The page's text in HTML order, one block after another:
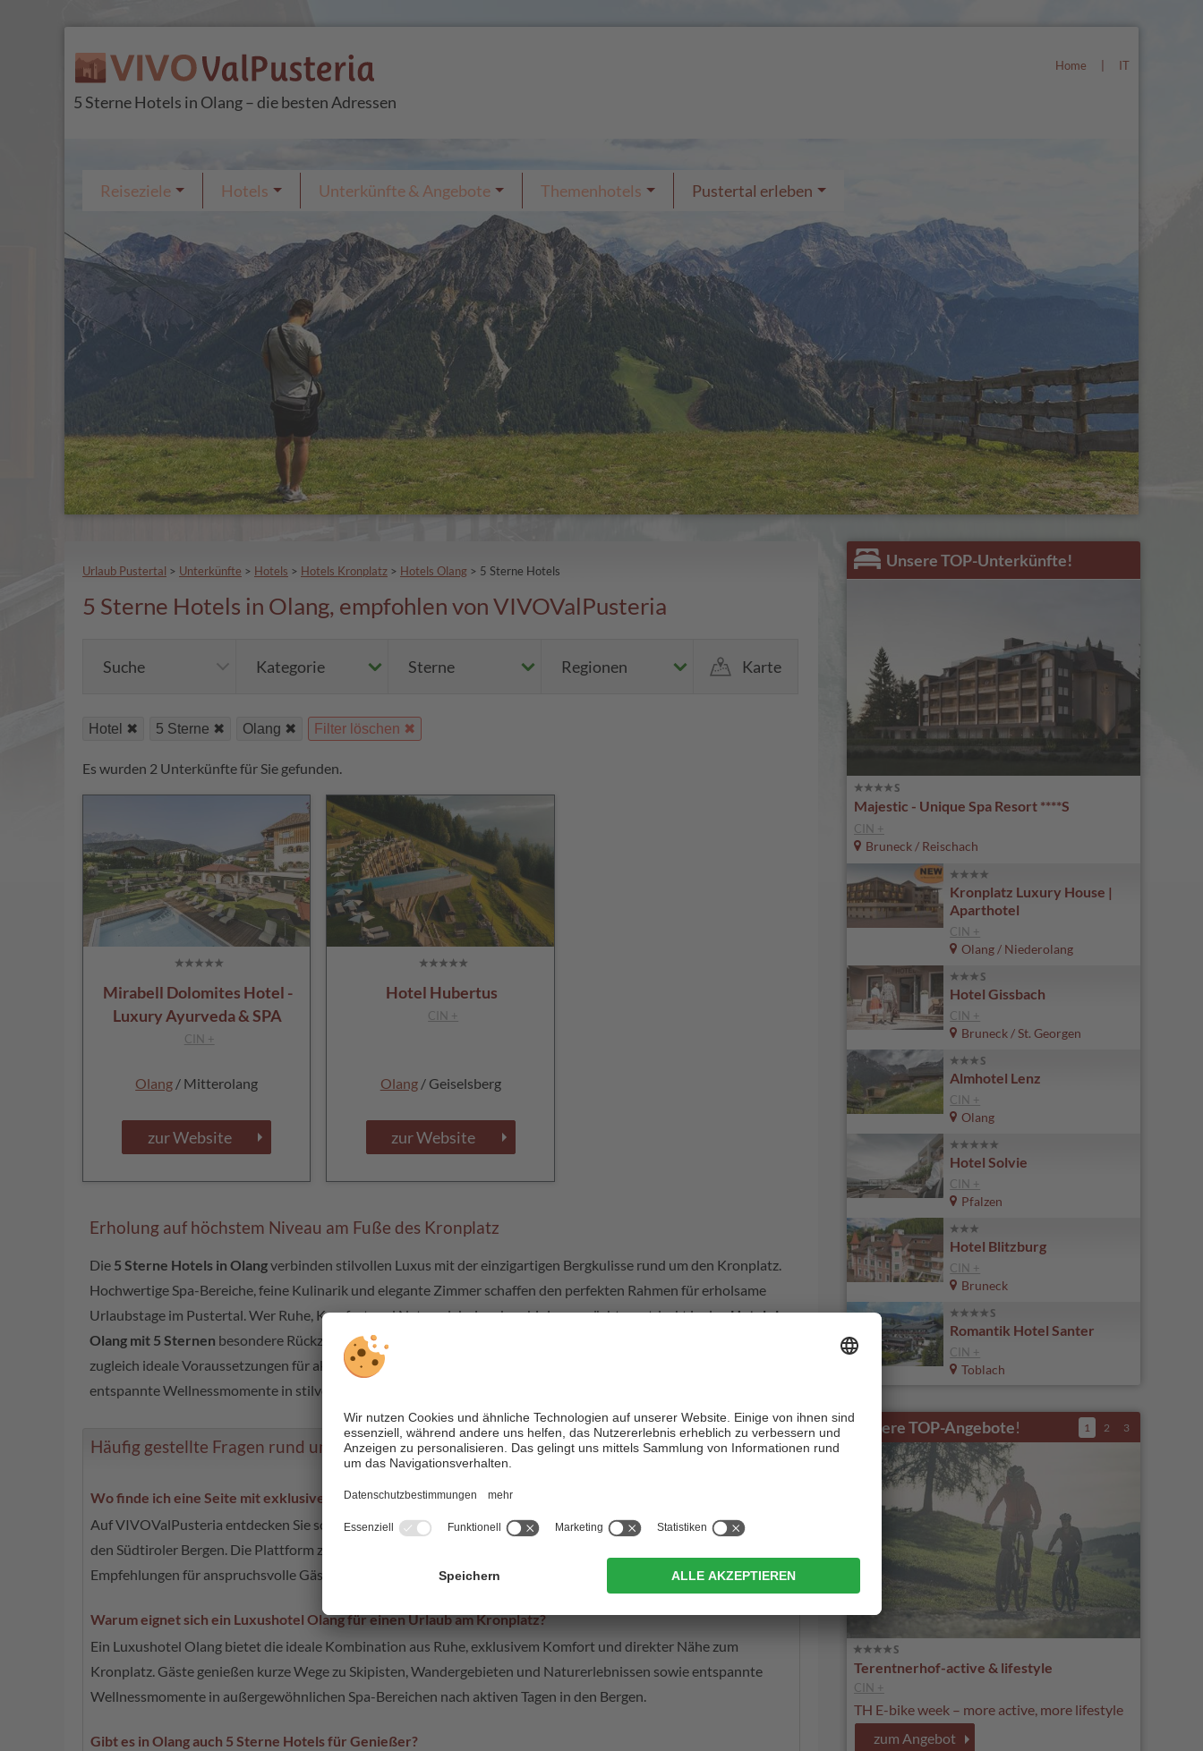
Home IT
5 Sterne Hotels in Olang – die besten Adressen
Reiseziele Hotels Unterkünfte & Angebote Themenhotels Pustertal erleben
Urlaub Pustertal > Unterkünfte > Hotels > Hotels Kronplatz > Hotels Olang > 5 Sterne Hotels
5 Sterne Hotels in Olang, empfohlen von VIVOValPusteria
Suche Kategorie Sterne Regionen Karte
Hotel 5 Sterne Olang Filter löschen
Es wurden 2 Unterkünfte für Sie gefunden.
Mirabell Dolomites Hotel -
Luxury Ayurveda & SPA
CIN +
Olang / Mitterolang
zur Website
Hotel Hubertus
CIN +
Olang/ Geiselsberg
zur Website
Erholung auf höchstem Niveau am Fuße des Kronplatz
Die 5 Sterne Hotels in Olangverbinden stilvollen Luxus mit der einzigartigen Bergkulisse rund um den Kronplatz.
Hochwertige Spa-Bereiche, feine Kulinarik und elegante Zimmer schaffen den perfekten Rahmen für erholsame
Urlaubstage im Pustertal. Wer Ruhe, Komfort und Naturerlebnisse kombinieren möchte, entdeckt in denHotels in
Olang mit 5 Sternen besondere Rückzugsorte mit exklusivem Ambiente. Sie buchen ein
zugleich ideale Voraussetzungen für aktive Tage zwischen Dolomiten, Wanderwegen und Skipisten sowie
entspannte Wellnessmomente in stilvoller Atmosphäre.
Häufig gestellte Fragen rund um 5 Sterne Hotels in Olang
Wo finde ich eine Seite mit exklusiven 5 Sterne Hotels von Olang?
Auf VIVOValPusteria entdecken Sie sorgfältig ausgewählte Hotels 5 Sterne in Olang für luxuriöse Urlaubstage in
den Südtiroler Bergen. Die Plattform zeigt exklusive Wellnesshotels, stilvolle Rückzugsorte und besondere
Empfehlungen für anspruchsvolle Gäste.
Warum eignet sich ein Luxushotel Olang für einen Urlaub am Kronplatz?
Ein Luxushotel Olang bietet die ideale Kombination aus Ruhe, exklusivem Komfort und direkter Nähe zum
Kronplatz. Gäste genießen kurze Wege zu Skipisten, Wandergebieten und Naturerlebnissen sowie entspannte
Wellnessmomente in außergewöhnlichen Spa-Bereichen nach aktiven Tagen in den Bergen.
Gibt es in Olang auch 5 Sterne Hotels für Genießer?
Unsere TOP-Unterkünfte!
Majestic - Unique Spa Resort ****S
CIN +
Bruneck / Reischach
Kronplatz Luxury House |
Aparthotel
CIN +
Olang / Niederolang
Hotel Gissbach
CIN +
Bruneck / St. Georgen
Almhotel Lenz
CIN +
Olang
Hotel Solvie
CIN +
Pfalzen
Hotel Blitzburg
CIN +
Bruneck
Romantik Hotel Santer
CIN +
Toblach
Unsere TOP-Angebote!
Terentnerhof-active & lifestyle
CIN +
TH E-bike week – more active, more lifestyle
zum Angebot
1 2 3